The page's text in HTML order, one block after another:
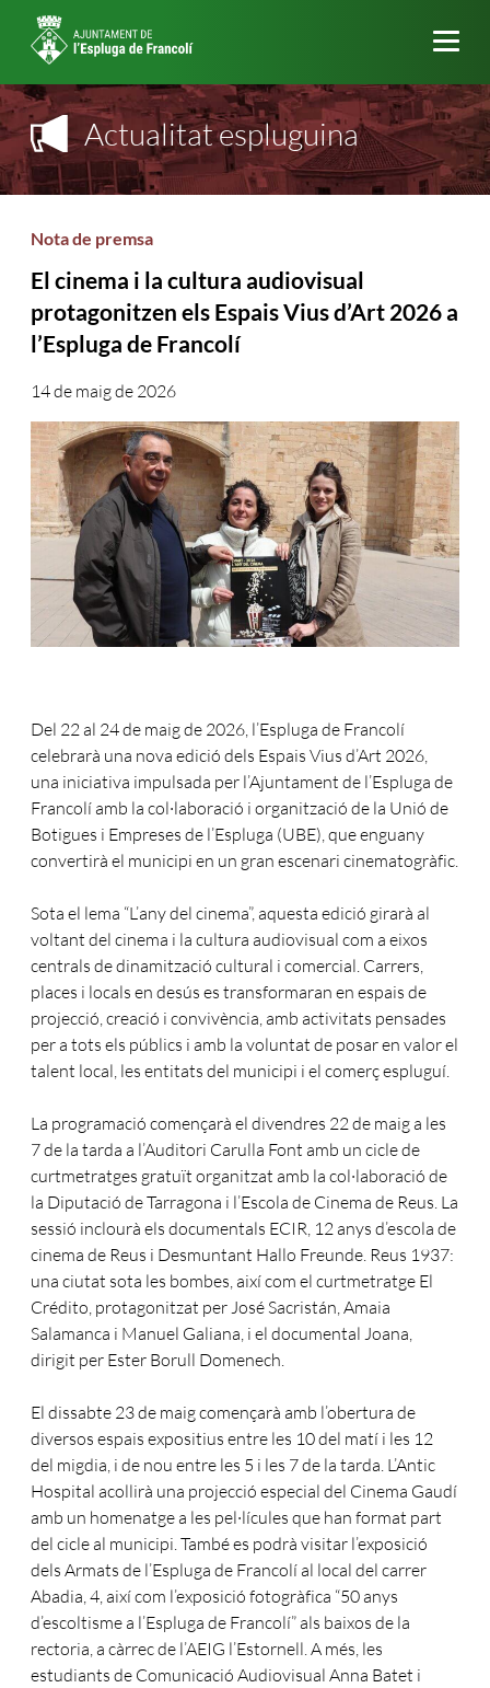
Actualitat espluguina
Nota de premsa
El cinema i la cultura audiovisual
protagonitzen els Espais Vius d’Art 2026 a
l’Espluga de Francolí
14 de maig de 2026
Del 22 al 24 de maig de 2026, l’Espluga de Francolí
celebrarà una nova edició dels Espais Vius d’Art 2026,
una iniciativa impulsada per l’Ajuntament de l’Espluga de
Francolí amb la col·laboració i organització de la Unió de
Botigues i Empreses de l’Espluga (UBE), que enguany
convertirà el municipi en un gran escenari cinematogràfic.
Sota el lema “L’any del cinema”, aquesta edició girarà al
voltant del cinema i la cultura audiovisual com a eixos
centrals de dinamització cultural i comercial. Carrers,
places i locals en desús es transformaran en espais de
projecció, creació i convivència, amb activitats pensades
per a tots els públics i amb la voluntat de posar en valor el
talent local, les entitats del municipi i el comerç espluguí.
La programació començarà el divendres 22 de maig a les
7 de la tarda a l’Auditori Carulla Font amb un cicle de
curtmetratges gratuït organitzat amb la col·laboració de
la Diputació de Tarragona i l’Escola de Cinema de Reus. La
sessió inclourà els documentals ECIR, 12 anys d’escola de
cinema de Reus i Desmuntant Hallo Freunde. Reus 1937:
una ciutat sota les bombes, així com el curtmetratge El
Crédito, protagonitzat per José Sacristán, Amaia
Salamanca i Manuel Galiana, i el documental Joana,
dirigit per Ester Borull Domenech.
El dissabte 23 de maig començarà amb l’obertura de
diversos espais expositius entre les 10 del matí i les 12
del migdia, i de nou entre les 5 i les 7 de la tarda. L’Antic
Hospital acollirà una projecció especial del Cinema Gaudí
amb un homenatge a les pel·lícules que han format part
del cicle al municipi. També es podrà visitar l’exposició
dels Armats de l’Espluga de Francolí al local del carrer
Abadia, 4, així com l’exposició fotogràfica “50 anys
d’escoltisme a l’Espluga de Francolí” als baixos de la
rectoria, a càrrec de l’AEIG l’Estornell. A més, les
estudiants de Comunicació Audiovisual Anna Batet i